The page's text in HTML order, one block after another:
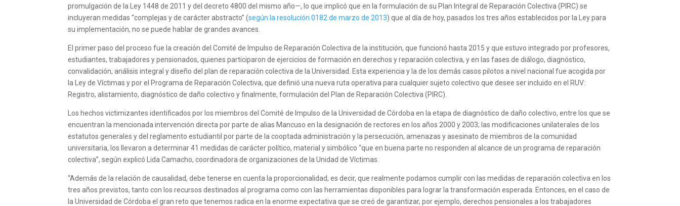
promulgación de la Ley 1448 de 2011 y del decreto 4800 del mismo año—, lo que implicó que en la formulación de su Plan Integral de Reparación Colectiva (PIRC) se
incluyeran medidas “complejas y de carácter abstracto” (según la resolución 0182 de marzo de 2013) que al día de hoy, pasados los tres años establecidos por la Ley para
su implementación, no se puede hablar de grandes avances.
El primer paso del proceso fue la creación del Comité de Impulso de Reparación Colectiva de la institución, que funcionó hasta 2015 y que estuvo integrado por profesores,
estudiantes, trabajadores y pensionados, quienes participaron de ejercicios de formación en derechos y reparación colectiva, y en las fases de diálogo, diagnóstico,
convalidación, análisis integral y diseño del plan de reparación colectiva de la Universidad. Esta experiencia y la de los demás casos pilotos a nivel nacional fue acogida por
la Ley de Víctimas y por el Programa de Reparación Colectiva, que definió una nueva ruta operativa para cualquier sujeto colectivo que desee ser incluido en el RUV:
Registro, alistamiento, diagnóstico de daño colectivo y finalmente, formulación del Plan de Reparación Colectiva (PIRC).
Los hechos victimizantes identificados por los miembros del Comité de Impulso de la Universidad de Córdoba en la etapa de diagnóstico de daño colectivo, entre los que se
encuentran la mencionada intervención directa por parte de alias Mancuso en la designación de rectores en los años 2000 y 2003; las modificaciones unilaterales de los
estatutos generales y del reglamento estudiantil por parte de la cooptada administración y la persecución, amenazas y asesinato de miembros de la comunidad
universitaria, los llevaron a determinar 41 medidas de carácter político, material y simbólico “que en buena parte no responden al alcance de un programa de reparación
colectiva”, según explicó Lida Camacho, coordinadora de organizaciones de la Unidad de Víctimas.
“Además de la relación de causalidad, debe tenerse en cuenta la proporcionalidad, es decir, que realmente podamos cumplir con las medidas de reparación colectiva en los
tres años previstos, tanto con los recursos destinados al programa como con las herramientas disponibles para lograr la transformación esperada. Entonces, en el caso de
la Universidad de Córdoba el gran reto que tenemos radica en la enorme expectativa que se creó de garantizar, por ejemplo, derechos pensionales a los trabajadores